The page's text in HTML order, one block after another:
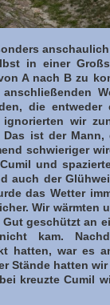
in einer
A nach B zu
die
ignorierten wir
ist der
schwieriger
und
auch der
das Wetter
Wir
geschützt an
kam.
hatten, war es
Stände hatten
kreuzte Cumil